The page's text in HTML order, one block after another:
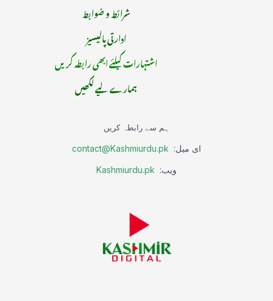
شرائط و ضوابط
ادارتی پالیسیز
اشتہارات کیلئے ابھی رابطہ کریں
ہمارے لیے لکھیں
ہم سے رابطہ کریں
ای میل: contact@Kashmiurdu.pk
ویب: Kashmiurdu.pk